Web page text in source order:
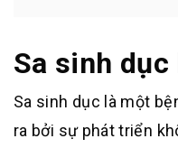
Sa sinh dục
Sa sinh dục là một
ra bởi sự phát triển